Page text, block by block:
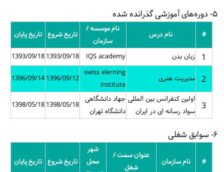
نام موسسه /
تاریخ شروع
تاریخ پایان
IQS academy
1393/09/18
1393/09/18
institute
1396/09/12
جهاد دانشگاهی
دانشگاه تهران
1398/05/18
1398/05/18
محل
تاریخ شروع تاریخ پایان